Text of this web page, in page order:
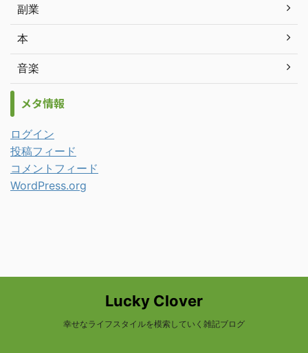
副業
本
音楽
メタ情報
ログイン
投稿フィード
コメントフィード
WordPress.org
Lucky Clover
幸せなライフスタイルを模索していく雑記ブログ
© 2026 Lucky Clover